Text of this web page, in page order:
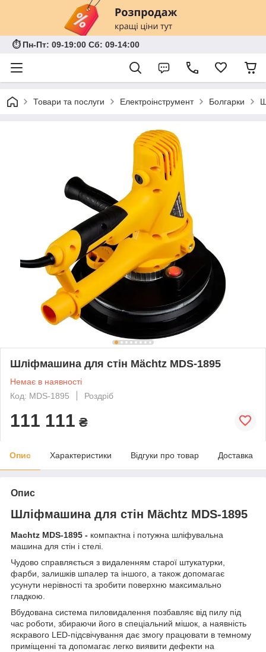
⏱ Пн-Пт: 09-19:00 Сб: 09-14:00
Товари та послуги Електроінструмент Болгарки
Шліфмашина для стін Mächtz MDS-1895
Немає в наявності
Код: MDS-1895
Роздріб
111 111 ₴
Опис Характеристики Відгуки про товар Доставка
Опис
Шліфмашина для стін Mächtz MDS-1895
Machtz MDS-1895 - компактна і потужна шліфувальна
машина для стін і стелі.
Чудово справляється з видаленням старої штукатурки,
фарби, залишків шпалер та іншого, а також допомагає
усунути нерівності та зробити поверхню максимально
гладкою.
Вбудована система пиловидалення позбавляє від пилу під
час роботи, збираючи його в спеціальний мішок, а наявність
яскравого LED-підсвічування дає змогу працювати в темному
приміщенні та допомагає легко виявити дефекти на